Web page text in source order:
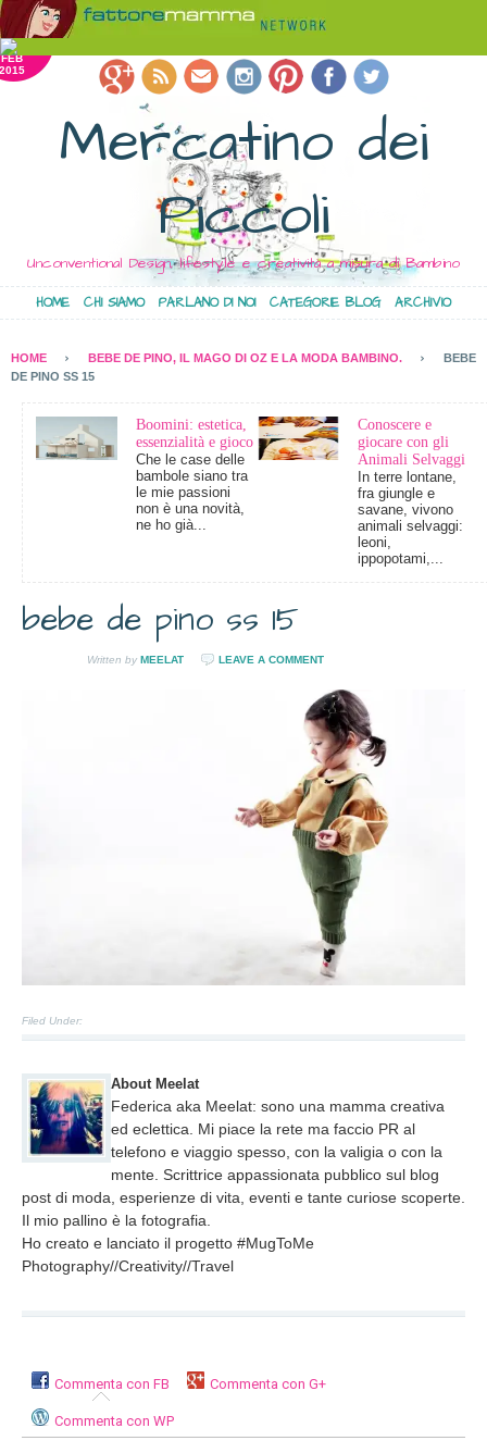
Mercatino dei
Piccoli
Unconventional Design, lifestyle e creatività a misura di Bambino
HOME CHI SIAMO PARLANO DI NOI CATEGORIE BLOG ARCHIVIO
HOME BEBE DE PINO, IL MAGO DI OZ E LA MODA BAMBINO.
BEBE
DE PINO SS 15
Boomini: estetica,
essenzialità e gioco
Che le case delle
bambole siano tra
le mie passioni
non è una novità,
ne ho già...
Conoscere e
giocare con gli
Animali Selvaggi
In terre lontane,
fra giungle e
savane, vivono
animali selvaggi:
leoni,
ippopotami,...
bebe de pino ss 15
5
FEB
2015
Written by MEELAT LEAVE A COMMENT
Filed Under:
About Meelat
Federica aka Meelat: sono una mamma creativa
ed eclettica. Mi piace la rete ma faccio PR al
telefono e viaggio spesso, con la valigia o con la
mente. Scrittrice appassionata pubblico sul blog
post di moda, esperienze di vita, eventi e tante curiose scoperte.
Il mio pallino è la fotografia.
Ho creato e lanciato il progetto #MugToMe
Photography//Creativity//Travel
Commenta con FB Commenta con G+
Commenta con WP